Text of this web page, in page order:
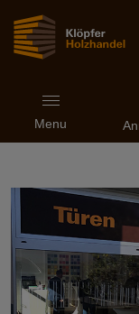
Navigation
ein-
und
Menu